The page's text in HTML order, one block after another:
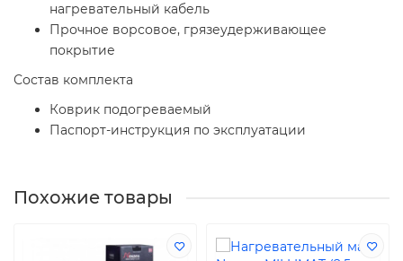
нагревательный кабель
Прочное ворсовое, грязеудерживающее
покрытие
Состав комплекта
Коврик подогреваемый
Паспорт-инструкция по эксплуатации
Похожие товары